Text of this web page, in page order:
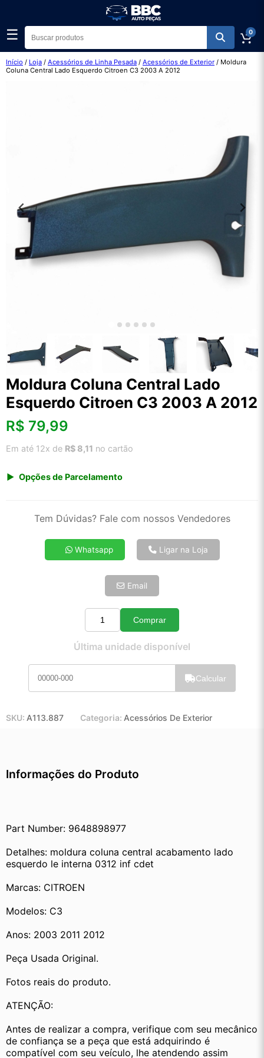
☰ 0
Início / Loja / Acessórios de Linha Pesada / Acessórios de Exterior / Moldura
Coluna Central Lado Esquerdo Citroen C3 2003 A 2012
Moldura Coluna Central Lado
Esquerdo Citroen C3 2003 A 2012
R$ 79,99
Em até 12x de R$ 8,11 no cartão
Opções de Parcelamento
2x de R$ 43,05
4x de R$ 22,17
5x de R$ 17,97
Tem Dúvidas? Fale com nossos Vendedores
Whatsapp Ligar na Loja
Email
Quantidade
Comprar
Última unidade disponível
Calcular
SKU: A113.887 Categoria: Acessórios De Exterior
Informações do Produto
Part Number: 9648898977
Detalhes: moldura coluna central acabamento lado
esquerdo le interna 0312 inf cdet
Marcas: CITROEN
Modelos: C3
Anos: 2003 2011 2012
Peça Usada Original.
Fotos reais do produto.
ATENÇÃO:
Antes de realizar a compra, verifique com seu mecânico
de confiança se a peça que está adquirindo é
compatível com seu veículo, lhe atendendo assim